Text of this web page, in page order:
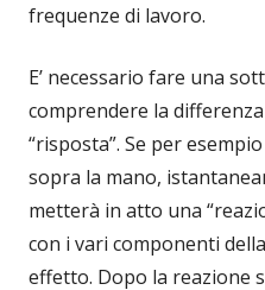
frequenze di lavoro.
E’ necessario fare una
comprendere la differenza
“risposta”. Se per
sopra la mano,
metterà in atto una
con i vari componenti
effetto. Dopo la reazione